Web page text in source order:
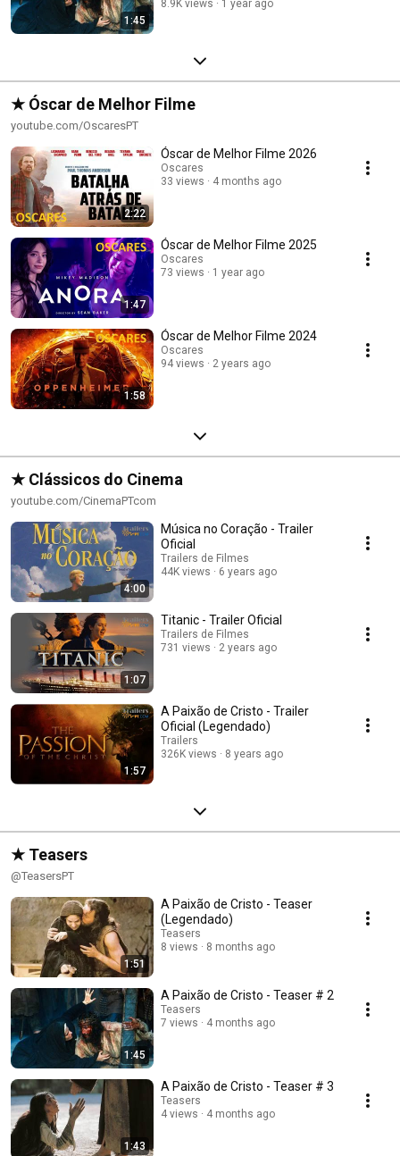
1:45
8.9K views 1 year ago
★ Óscar de Melhor Filme
youtube.com/OscaresPT
2:22
Óscar de Melhor Filme 2026
Oscares
33 views
4 months ago
1:47
Óscar de Melhor Filme 2025
Oscares
73 views
1 year ago
1:58
Óscar de Melhor Filme 2024
Oscares
94 views
2 years ago
★ Clássicos do Cinema
youtube.com/CinemaPTcom
4:00
Música no Coração - Trailer
Oficial
Trailers de Filmes
44K views
6 years ago
1:07
Titanic - Trailer Oficial
Trailers de Filmes
731 views
2 years ago
1:57
A Paixão de Cristo - Trailer
Oficial (Legendado)
Trailers
326K views
8 years ago
★ Teasers
@TeasersPT
1:51
A Paixão de Cristo - Teaser
(Legendado)
Teasers
8 views
8 months ago
1:45
A Paixão de Cristo - Teaser # 2
Teasers
7 views
4 months ago
1:43
A Paixão de Cristo - Teaser # 3
Teasers
4 views
4 months ago